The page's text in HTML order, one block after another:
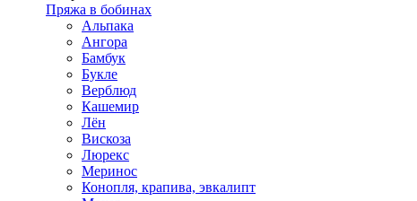
Пряжа в бобинах
Альпака
Ангора
Бамбук
Букле
Верблюд
Кашемир
Лён
Вискоза
Люрекс
Меринос
Конопля, крапива, эвкалипт